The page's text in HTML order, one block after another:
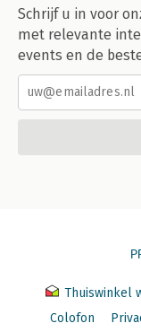
Schrijf u in voor
met relevante
events en de
Thuiswinkel
Colofon